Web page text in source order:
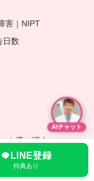
害｜NIPT
日数
を選ぶ理由
LINE登録
特典あり
AIチャット